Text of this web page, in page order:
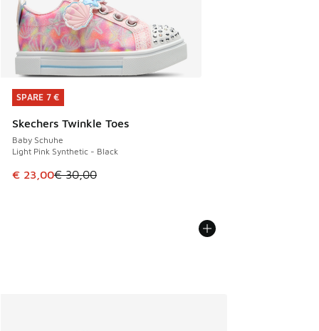
SPARE 7 €
Skechers Twinkle Toes
Baby Schuhe
Light Pink Synthetic - Black
Dieser Artikel ist im Sale. Der Preis ist von € 30,00 auf €
€ 23,00€ 30,00
SPARE 7 €